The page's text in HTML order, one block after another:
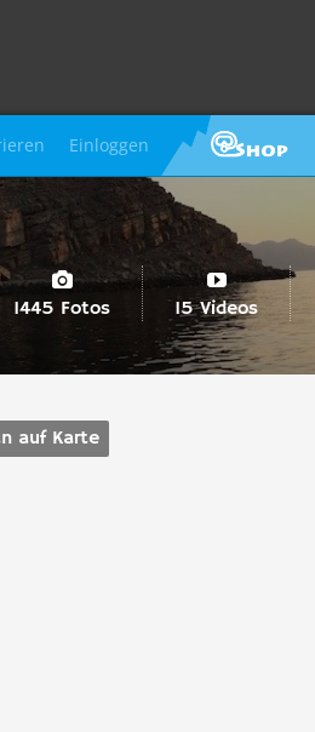
Einloggen
1445 Fotos 15 Videos
auf Karte